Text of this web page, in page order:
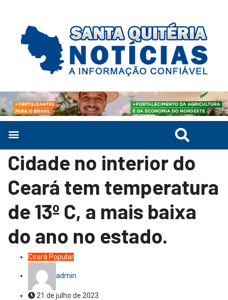
Cidade no interior do
Ceará tem temperatura
de 13º C, a mais baixa
do ano no estado.
Ceará Popular
admin
21 de julho de 2023